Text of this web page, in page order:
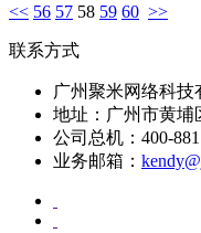
<< 56 57 58 59 60 >>
联系方式
广州聚米网络科技
地址：广州市黄埔
公司总机：400-
业务邮箱：